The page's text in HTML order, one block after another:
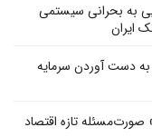
به بحرانی سیستمی
ایران
به دست آوردن سرمایه
صورت‌مسئله تازه اقتصاد